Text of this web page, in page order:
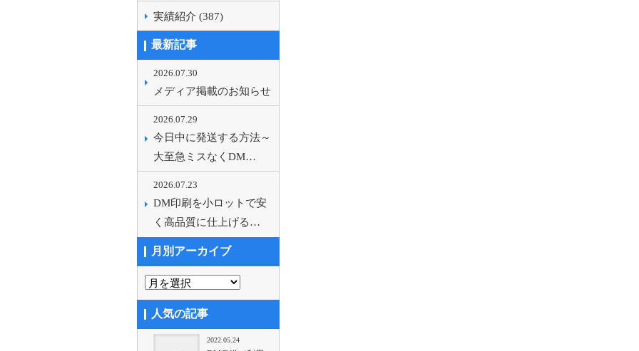
実績紹介 (387)
最新記事
2026.07.30
メディア掲載のお知らせ
2026.07.29
今日中に発送する方法～
大至急ミスなくDM…
2026.07.23
DM印刷を小ロットで安
く高品質に仕上げる…
月別アーカイブ
人気の記事
2022.05.24